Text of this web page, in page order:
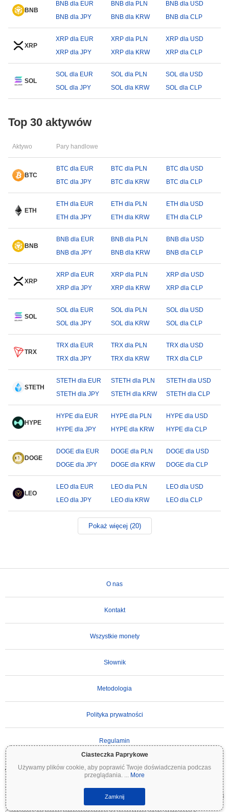
Ciasteczka Paprykowe
Używamy plików cookie, aby poprawić Twoje doświadczenia podczas
przeglądania. ... More
Zamknij
BNB
BNB dla EUR BNB dla PLN
BNB dla USD
BNB dla JPY
BNB dla KRW BNB dla CLP
XRP
XRP dla EUR XRP dla PLN
XRP dla USD
XRP dla JPY
XRP dla KRW XRP dla CLP
SOL
SOL dla EUR SOL dla PLN
SOL dla USD
SOL dla JPY
SOL dla KRW SOL dla CLP
Top 30 aktywów
Aktywo Pary handlowe
BTC
BTC dla EUR BTC dla PLN
BTC dla USD
BTC dla JPY
BTC dla KRW BTC dla CLP
ETH
ETH dla EUR ETH dla PLN
ETH dla USD
ETH dla JPY
ETH dla KRW ETH dla CLP
BNB
BNB dla EUR BNB dla PLN
BNB dla USD
BNB dla JPY
BNB dla KRW BNB dla CLP
XRP
XRP dla EUR XRP dla PLN
XRP dla USD
XRP dla JPY
XRP dla KRW XRP dla CLP
SOL
SOL dla EUR SOL dla PLN
SOL dla USD
SOL dla JPY
SOL dla KRW SOL dla CLP
TRX
TRX dla EUR TRX dla PLN
TRX dla USD
TRX dla JPY
TRX dla KRW TRX dla CLP
STETH
STETH dla EUR STETH dla PLN
STETH dla USD
STETH dla JPY
STETH dla KRW STETH dla CLP
HYPE
HYPE dla EUR HYPE dla PLN
HYPE dla USD
HYPE dla JPY
HYPE dla KRW HYPE dla CLP
DOGE
DOGE dla EUR DOGE dla PLN
DOGE dla USD
DOGE dla JPY
DOGE dla KRW DOGE dla CLP
LEO
LEO dla EUR LEO dla PLN
LEO dla USD
LEO dla JPY
LEO dla KRW LEO dla CLP
Pokaż więcej (20)
O nas
Kontakt
Wszystkie monety
Słownik
Metodologia
Polityka prywatności
Regulamin
WAŻNE ZASTRZEŻENIE:Kryptowaluty są wysoce zmienne i wiążą się ze znacznym
ryzykiem. Możesz stracić część lub całość swojej inwestycji. Wszystkie informacje na
Coinpaprika są udostępniane wyłącznie w celach informacyjnych i nie stanowią porady
finansowej ani inwestycyjnej. Zawsze przeprowadzaj własne badania (DYOR) i konsultuj
się z wykwalifikowanym doradcą finansowym przed podjęciem decyzji inwestycyjnych.